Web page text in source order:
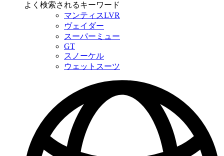
よく検索されるキーワード
マンティスLVR
ヴェイダー
スーパーミュー
GT
スノーケル
ウェットスーツ